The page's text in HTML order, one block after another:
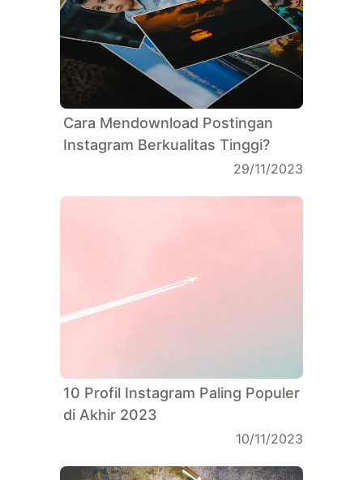
Cara Mendownload Postingan
Instagram Berkualitas Tinggi?
29/11/2023
10 Profil Instagram Paling Populer
di Akhir 2023
10/11/2023